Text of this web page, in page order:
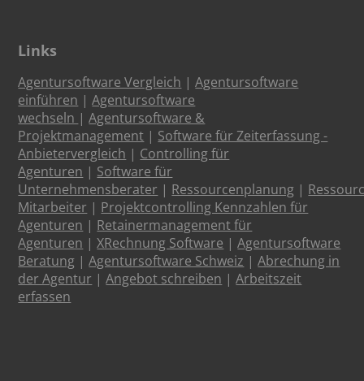
Links
Agentursoftware Vergleich |Agentursoftware
einführen |Agentursoftware
wechseln |Agentursoftware &
Projektmanagement | Software für Zeiterfassung -
Anbietervergleich | Controlling für
Agenturen | Software für
Unternehmensberater | Ressourcenplanung |
Mitarbeiter | Projektcontrolling Kennzahlen für
Agenturen | Retainermanagement für
Agenturen |XRechnung Software |Agentursoftware
Beratung |Agentursoftware Schweiz |Abrechung in
der Agentur |Angebot schreiben |Arbeitszeit
erfassen